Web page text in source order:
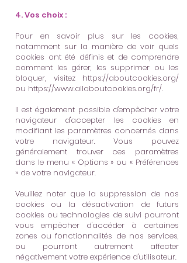
4. Vos choix :
Pour en savoir plus sur les cookies,
notamment sur la manière de voir quels
cookies ont été définis et de comprendre
comment les gérer, les supprimer ou les
bloquer, visitez https://aboutcookies.org/
ou https://www.allaboutcookies.org/fr/.
Il est également possible d'empêcher votre
navigateur d'accepter les cookies en
modifiant les paramètres concernés dans
votre navigateur. Vous pouvez
généralement trouver ces paramètres
dans le menu « Options » ou « Préférences
» de votre navigateur.
Veuillez noter que la suppression de nos
cookies ou la désactivation de futurs
cookies ou technologies de suivi pourront
vous empêcher d'accéder à certaines
zones ou fonctionnalités de nos services,
ou pourront autrement affecter
négativement votre expérience d'utilisateur.